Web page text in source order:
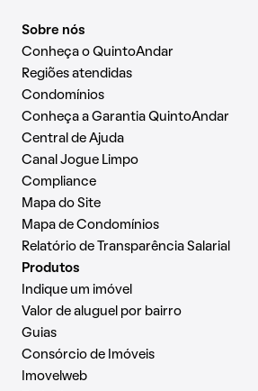
Sobre nós
Conheça o QuintoAndar
Regiões atendidas
Condomínios
Conheça a Garantia QuintoAndar
Central de Ajuda
Canal Jogue Limpo
Compliance
Mapa do Site
Mapa de Condomínios
Relatório de Transparência Salarial
Produtos
Indique um imóvel
Valor de aluguel por bairro
Guias
Consórcio de Imóveis
Imovelweb